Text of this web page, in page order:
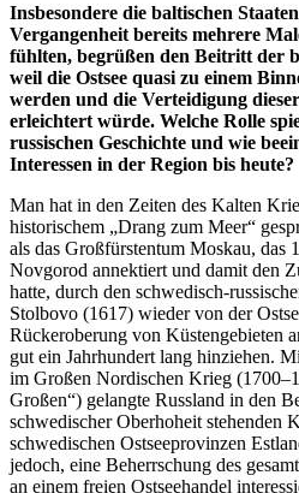
Insbesondere die baltischen
Vergangenheit bereits mehrere
fühlten, begrüßen den Beitritt der
weil die Ostsee quasi zu einem
werden und die Verteidigung
erleichtert würde. Welche Rolle
russischen Geschichte und wie
Interessen in der Region bis heute?
Man hat in den Zeiten des Kalten
historischem „Drang zum Meer“
als das Großfürstentum Moskau, das
Novgorod annektiert und damit den
hatte, durch den schwedisch-
Stolbovo (1617) wieder von der
Rückeroberung von Küstengebieten
gut ein Jahrhundert lang hinziehen.
im Großen Nordischen Krieg
Großen“) gelangte Russland in den
schwedischer Oberhoheit stehenden
schwedischen Ostseeprovinzen
jedoch, eine Beherrschung des
an einem freien Ostseehandel